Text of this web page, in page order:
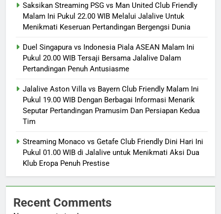
Saksikan Streaming PSG vs Man United Club Friendly
Malam Ini Pukul 22.00 WIB Melalui Jalalive Untuk
Menikmati Keseruan Pertandingan Bergengsi Dunia
Duel Singapura vs Indonesia Piala ASEAN Malam Ini
Pukul 20.00 WIB Tersaji Bersama Jalalive Dalam
Pertandingan Penuh Antusiasme
Jalalive Aston Villa vs Bayern Club Friendly Malam Ini
Pukul 19.00 WIB Dengan Berbagai Informasi Menarik
Seputar Pertandingan Pramusim Dan Persiapan Kedua
Tim
Streaming Monaco vs Getafe Club Friendly Dini Hari Ini
Pukul 01.00 WIB di Jalalive untuk Menikmati Aksi Dua
Klub Eropa Penuh Prestise
Recent Comments